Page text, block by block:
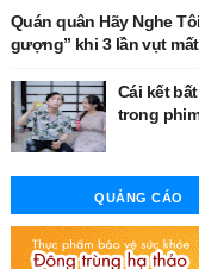
Quán quân Hãy Nghe
gượng” khi 3 lần vụt
Cái kết
trong
QUẢNG CÁO